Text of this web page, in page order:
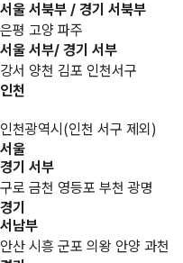
서울 서북부 / 경기 서북부
은평 고양 파주
서울 서부/ 경기 서부
강서 양천 김포 인천서구
인천
인천광역시(인천 서구 제외)
서울
경기 서부
구로 금천 영등포 부천 광명
경기
서남부
안산 시흥 군포 의왕 안양 과천